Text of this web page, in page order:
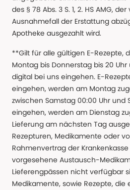
des § 78 Abs. 3 S. 1, 2. HS AMG,
Ausnahmefall der Erstattung
Apotheke ausgezahlt wird.
**Gilt für alle gültigen E-Rezepte,
Montag bis Donnerstag bis 20 Uhr
digital bei uns eingehen. E-
eingehen, werden am Montag
zwischen Samstag 00:00 Uhr und
eingehen, werden am Dienstag
Lieferung am nächsten Tag
Rezepturen, Medikamente oder
Rahmenvertrag der
vorgesehene Austausch-
Lieferengpässen nicht verfügbar
Medikamente, sowie Rezepte,